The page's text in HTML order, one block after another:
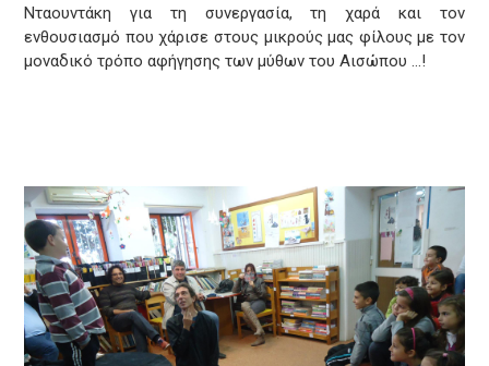
Νταουντάκη για τη συνεργασία, τη χαρά και τον
ενθουσιασμό που χάρισε στους μικρούς μας φίλους με τον
μοναδικό τρόπο αφήγησης των μύθων του Αισώπου …!